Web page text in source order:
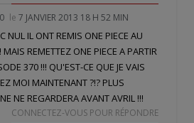
le 7 JANVIER 2013 18 H 52 MIN
NUL IL ONT REMIS ONE PIECE AU
MAIS REMETTEZ ONE PIECE A PARTIR
370 !!! QU'EST-CE QUE JE VAIS
MOI MAINTENANT ?!? PLUS
NE REGARDERA AVANT AVRIL !!!
CONNECTEZ-VOUS POUR RÉPONDRE